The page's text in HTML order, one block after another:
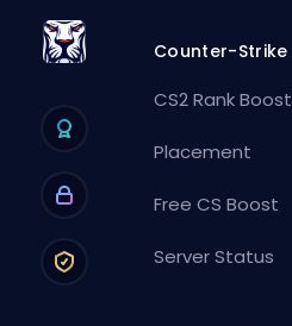
Counter-Strike
CS2 Rank Boost
Placement
Free CS Boost
Server Status